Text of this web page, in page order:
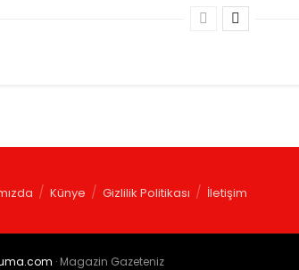
Künye Gizlilik Politikası İletişim
· Magazin Gazeteniz